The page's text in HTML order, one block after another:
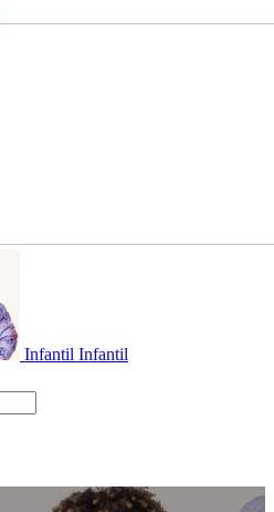
Infantil Infantil